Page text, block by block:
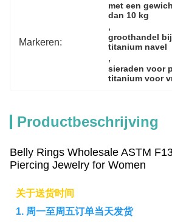
Markeren:
met een
dan 10 kg
,
groothandel
titanium navel
,
sieraden voor
titanium voor
Productbeschrijving
Belly Rings Wholesale ASTM
Piercing Jewelry for Women
关于送货时间
1. 周一至周五订单当天发货